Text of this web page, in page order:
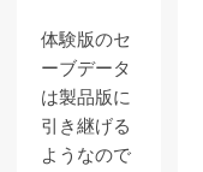
体験版のセ
ーブデータ
は製品版に
引き継げる
ようなので